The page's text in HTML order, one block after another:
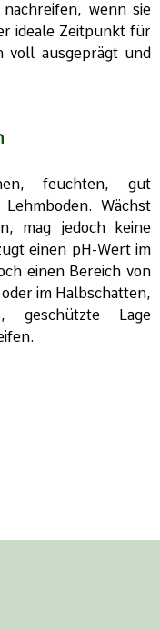
wenn sie
ideale Zeitpunkt für
voll ausgeprägt und
feuchten, gut
Wächst
mag jedoch keine
einen pH-Wert im
einen Bereich von
im Halbschatten,
geschützte Lage